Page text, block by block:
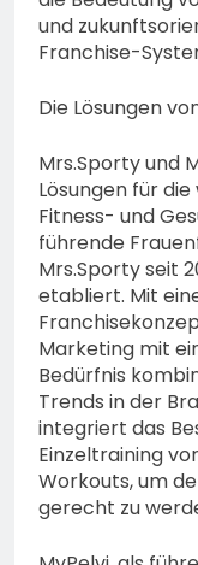
und
Franchise-
Die Lösungen
Mrs.Sporty und
Lösungen für
Fitness- und
führende
Mrs.Sporty seit
etabliert. Mit
Marketing mit
Bedürfnis
Trends in der
integriert das
Einzeltraining
Workouts, um
gerecht zu